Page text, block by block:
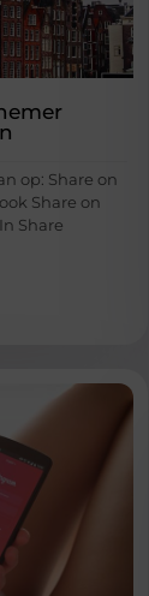
op: Share on
Share on
Share